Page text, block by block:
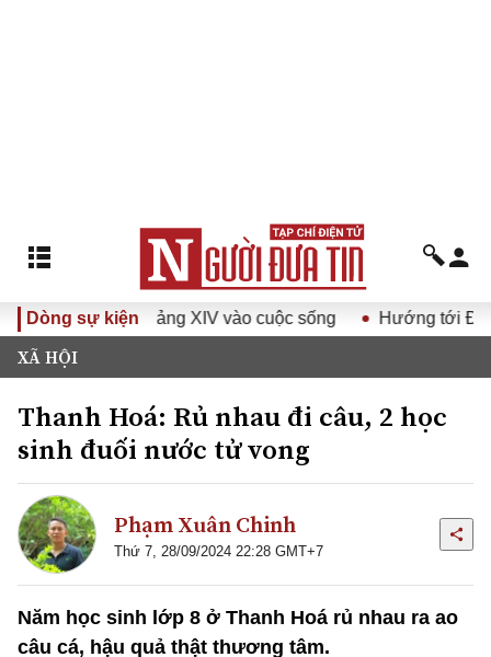
Dòng sự kiện
Đại hội Đảng XIV vào cuộc sống Hướng tới Đại hội
XÃ HỘI
Thanh Hoá: Rủ nhau đi câu, 2 học
sinh đuối nước tử vong
Phạm Xuân Chinh
Thứ 7, 28/09/2024 22:28 GMT+7
Năm học sinh lớp 8 ở Thanh Hoá rủ nhau ra ao
câu cá, hậu quả thật thương tâm.